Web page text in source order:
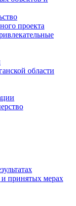
проекта
области
принятых мерах